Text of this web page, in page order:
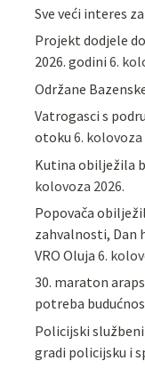
Sve veći interes
Projekt dodjele
2026. godini 6.
Održane
Vatrogasci s
otoku 6. kolovoza
Kutina obilježila
kolovoza 2026.
Popovača
zahvalnosti, Dan
VRO Oluja 6.
30. maraton
potreba
Policijski
gradi policijsku i